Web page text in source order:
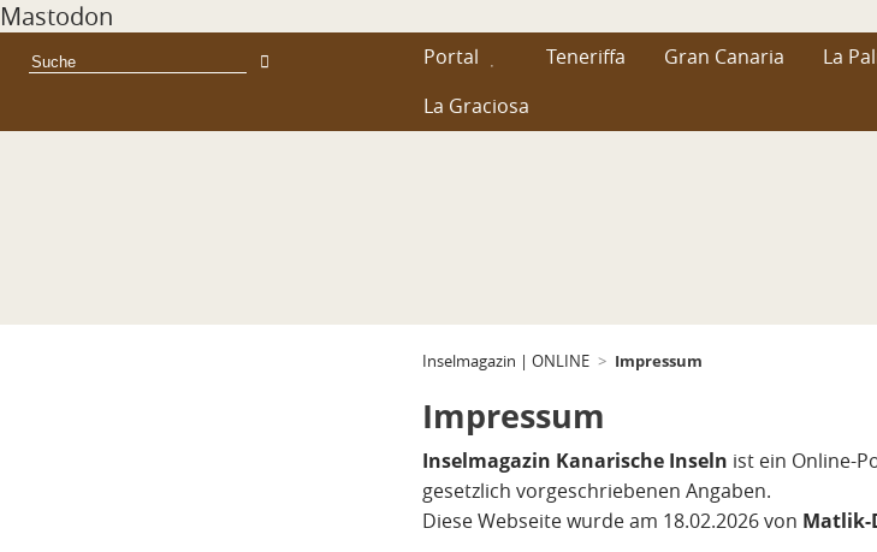
Mastodon
Portal Teneriffa Gran Canaria La
La Graciosa
Inselmagazin | ONLINE > Impressum
Impressum
Inselmagazin Kanarische Inseln ist ein Online-
gesetzlich vorgeschriebenen Angaben.
Diese Webseite wurde am 18.02.2026 von Matlik-